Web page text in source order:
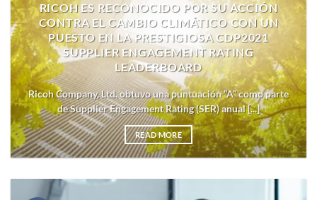
RICOH ES RECONOCIDO POR SU ACCIÓN
CONTRA EL CAMBIO CLIMÁTICO CON UN
PUESTO EN LA PRESTIGIOSA CDP2021
SUPPLIER ENGAGEMENT RATING
LEADERBOARD
Ricoh Company, Ltd. obtuvo una puntuación “A” como parte
de Supplier Engagement Rating (SER) anual [...]
READ MORE